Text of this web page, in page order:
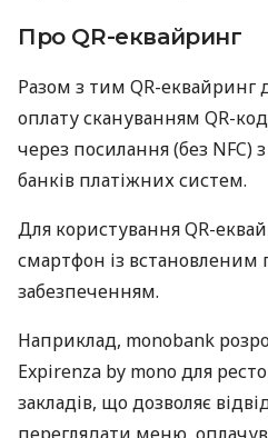
Про QR-еквайринг
Разом з тим QR-еквайринг
оплату скануванням QR-
через посилання (без NFC)
банків платіжних систем.
Для користування QR-
смартфон із
забезпеченням.
Наприклад, monobank
Expirenza by mono для
закладів, що дозволяє